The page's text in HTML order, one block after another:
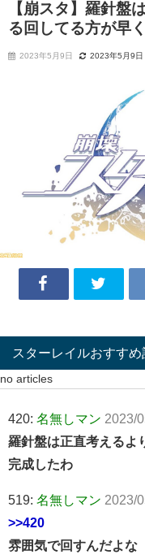
【崩スタ】羅針盤
る回してる方が早
2023年5月9日 2023年5月9日
スターレイルおすすめ
no articles
420: 名無しマン 2023/
羅針盤は正直考えるよ
完成したわ
519: 名無しマン 2023/
>>420
雰囲気で回すんだよな